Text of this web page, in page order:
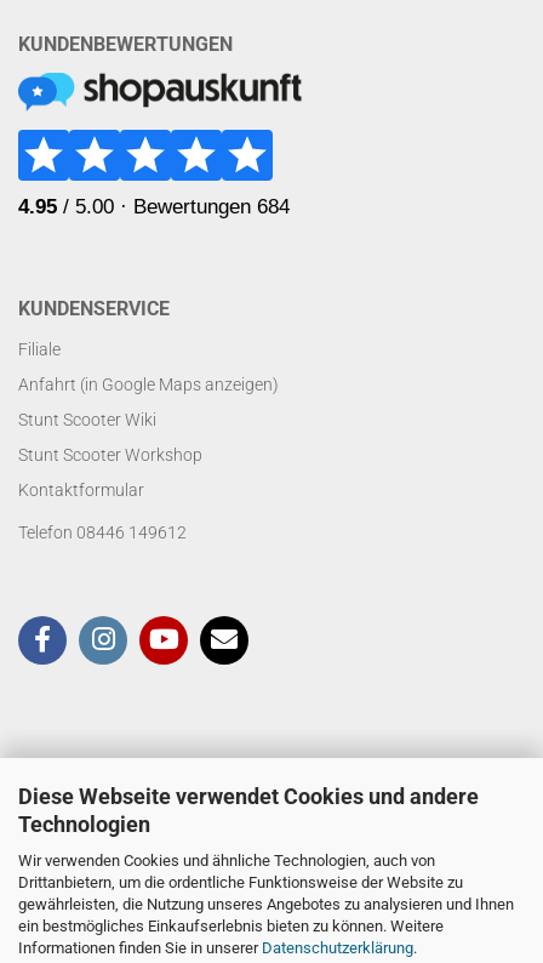
Diese Webseite verwendet Cookies und andere
Technologien
Wir verwenden Cookies und ähnliche Technologien, auch von
Drittanbietern, um die ordentliche Funktionsweise der Website zu
gewährleisten, die Nutzung unseres Angebotes zu analysieren und Ihnen
ein bestmögliches Einkaufserlebnis bieten zu können. Weitere
Informationen finden Sie in unserer Datenschutzerklärung.
KUNDENBEWERTUNGEN
KUNDENSERVICE
Filiale
Anfahrt (in Google Maps anzeigen)
Stunt Scooter Wiki
Stunt Scooter Workshop
Kontaktformular
Telefon 08446 149612